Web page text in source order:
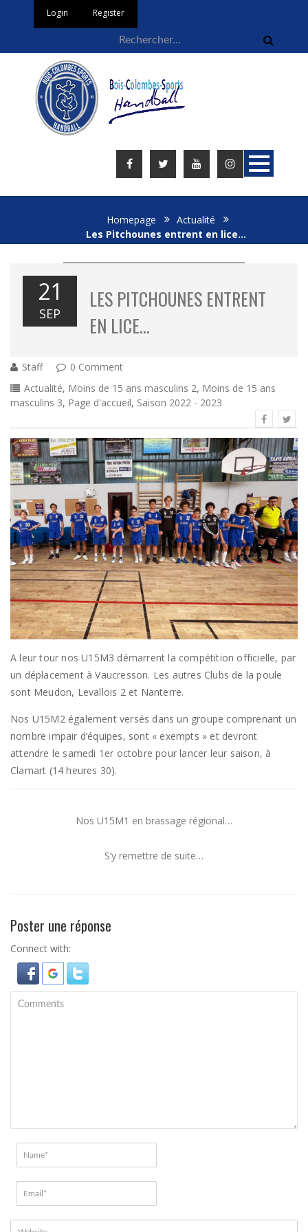
Login Register
Homepage
Actualité
Les Pitchounes entrent en lice…
21
SEP
LES PITCHOUNES ENTRENT
EN LICE…
Staff
0 Comment
Actualité, Moins de 15 ans masculins 2, Moins de 15 ans
masculins 3, Page d'accueil, Saison 2022 - 2023
A leur tour nos U15M3 démarrent la compétition officielle, par
un déplacement à Vaucresson. Les autres Clubs de la poule
sont Meudon, Levallois 2 et Nanterre.
Nos U15M2 également versés dans un groupe comprenant un
nombre impair d’équipes, sont « exempts » et devront
attendre le samedi 1er octobre pour lancer leur saison, à
Clamart (14 heures 30).
Nos U15M1 en brassage régional…
S’y remettre de suite…
Poster une réponse
Connect with: